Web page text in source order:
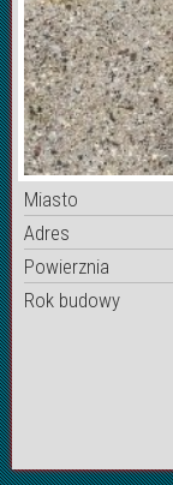
Miasto
Adres
Powierznia
Rok budowy